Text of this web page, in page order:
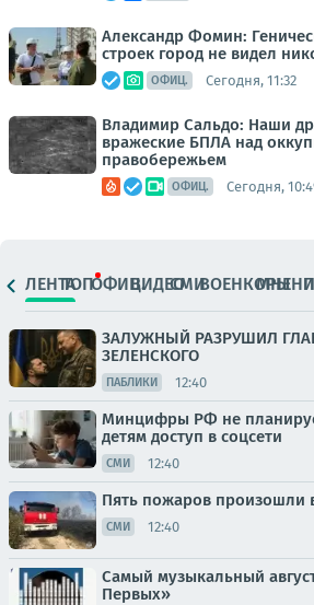
Александр Фомин:
строек город не видел
ОФИЦ. Сегодня, 11:32
Владимир Сальдо: Наши
вражеские БПЛА над
правобережьем
ОФИЦ. Сегодня,
ЛЕНТАТОПОФИЦ.ВИДЕОСМИВОЕНКОРЫ
ЗАЛУЖНЫЙ РАЗРУШИЛ
ЗЕЛЕНСКОГО
ПАБЛИКИ 12:40
Минцифры РФ не
детям доступ в соцсети
СМИ 12:40
Пять пожаров произошли
СМИ 12:40
Самый музыкальный
Первых»